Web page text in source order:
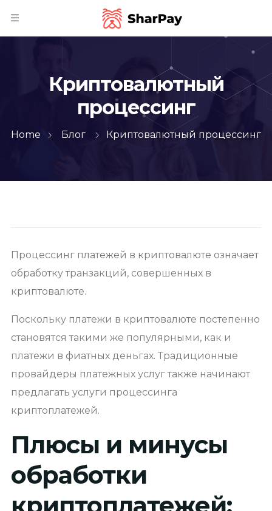
Криптовалютный
процессинг
Home Блог Криптовалютный процессинг
Процессинг платежей в криптовалюте означает
обработку транзакций, совершенных в
криптовалюте.
Поскольку платежи в криптовалюте постепенно
становятся такими же популярными, как и
платежи в фиатных деньгах. Традиционные
провайдеры платежных услуг также начинают
предлагать услуги процессинга
криптоплатежей.
Плюсы и минусы
обработки